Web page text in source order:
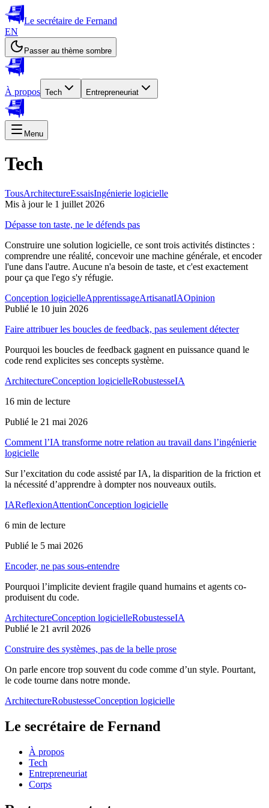
Le secrétaire de Fernand
EN
Passer au thème sombre
À propos Tech Entrepreneuriat
Menu
Tech
TousArchitectureEssaisIngénierie logicielle
Mis à jour le 1 juillet 2026
Dépasse ton taste, ne le défends pas
Construire une solution logicielle, ce sont trois activités distinctes :
comprendre une réalité, concevoir une machine générale, et encoder
l'une dans l'autre. Aucune n'a besoin de taste, et c'est exactement
pour ça que l'ego s'y réfugie.
Conception logicielleApprentissageArtisanatIAOpinion
Publié le 10 juin 2026
Faire attribuer les boucles de feedback, pas seulement détecter
Pourquoi les boucles de feedback gagnent en puissance quand le
code rend explicites ses concepts système.
ArchitectureConception logicielleRobustesseIA
16 min de lecture
Publié le 21 mai 2026
Comment l’IA transforme notre relation au travail dans l’ingénierie
logicielle
Sur l’excitation du code assisté par IA, la disparition de la friction et
la nécessité d’apprendre à dompter nos nouveaux outils.
IAReflexionAttentionConception logicielle
6 min de lecture
Publié le 5 mai 2026
Encoder, ne pas sous-entendre
Pourquoi l’implicite devient fragile quand humains et agents co-
produisent du code.
ArchitectureConception logicielleRobustesseIA
Publié le 21 avril 2026
Construire des systèmes, pas de la belle prose
On parle encore trop souvent du code comme d’un style. Pourtant,
le code tourne dans notre monde.
ArchitectureRobustesseConception logicielle
Le secrétaire de Fernand
À propos
Tech
Entrepreneuriat
Corps